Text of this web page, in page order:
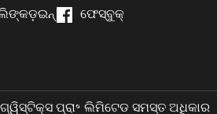
ଫେସ୍ବୁକ୍
ପ୍ରା॰ ଲିମିଟେଡ ସମସ୍ତ ଅଧିକାର